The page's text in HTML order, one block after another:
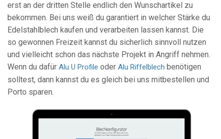
erst an der dritten Stelle endlich den Wunschartikel zu
bekommen. Bei uns weiß du garantiert in welcher Stärke du
Edelstahlblech kaufen und verarbeiten lassen kannst. Die
so gewonnen Freizeit kannst du sicherlich sinnvoll nutzen
und vielleicht schon das nächste Projekt in Angriff nehmen.
Wenn du dafür Alu U Profile oder Alu Riffelblech benötigen
solltest, dann kannst du es gleich bei uns mitbestellen und
Porto sparen.